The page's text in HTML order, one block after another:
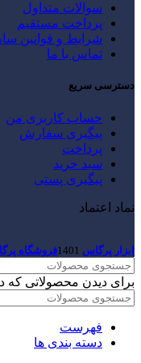
سوالات متداول
پرداخت مستقیم
شرایط و قوانین
تماس با ما
دسترسی سریع
حساب کاربری من
پیگیری سفارش
پرداخت
سبد خرید
پیگیری پستی
نماد اعتماد
ابزار پرگاس 1401فروشگاه
برای دیدن محصولاتی که
فهرست
دسته بندی ها